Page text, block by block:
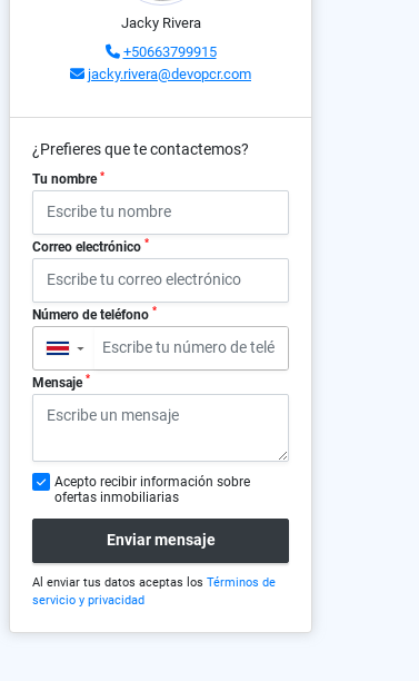
Jacky Rivera
+50663799915
jacky.rivera@devopcr.com
¿Prefieres que te contactemos?
Tu nombre *
Correo electrónico *
Número de teléfono *
▼
Mensaje *
Acepto recibir información sobre
ofertas inmobiliarias
Enviar mensaje
Al enviar tus datos aceptas los Términos de
servicio y privacidad